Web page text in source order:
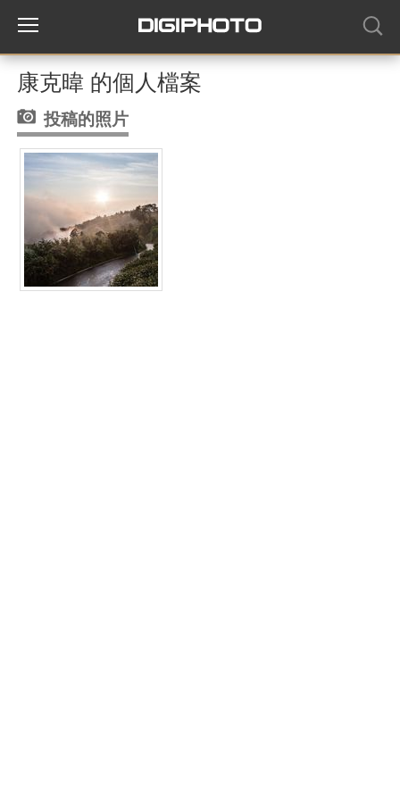
康克暐 的個人檔案
投稿的照片